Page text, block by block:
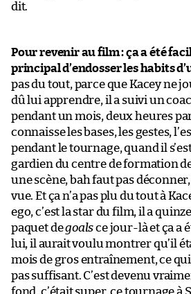
dit.
Pour revenir au film : ça a été
principal d’endosser les habits
pas du tout, parce que Kacey ne
dû lui apprendre, il a suivi un
pendant un mois, deux heures
connaisse les bases, les gestes,
pendant le tournage, quand il
gardien du centre de formation
une scène, bah faut pas
vue. Et ça n’a pas plu du tout à
ego, c’est la star du film, il a
paquet degoalsce jour-là et ça a
lui, il aurait voulu montrer qu’il
mois de gros entraînement, ce
pas suffisant. C’est devenu